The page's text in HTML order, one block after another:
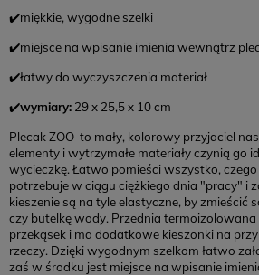
✔️miękkie, wygodne szelki
✔️miejsce na wpisanie imienia wewnątrz
✔️łatwy do wyczyszczenia materiał
✔️wymiary: 29 x 25,5 x 10 cm
Plecak ZOO to mały, kolorowy przyjaciel
elementy i wytrzymałe materiały czynią go
wycieczkę. Łatwo pomieści wszystko,
potrzebuje w ciągu ciężkiego dnia "pracy" i
kieszenie są na tyle elastyczne, by zmieścić
czy butelkę wody. Przednia termoizolowana
przekąsek i ma dodatkowe kieszonki na
rzeczy. Dzięki wygodnym szelkom łatwo
zaś w środku jest miejsce na wpisanie